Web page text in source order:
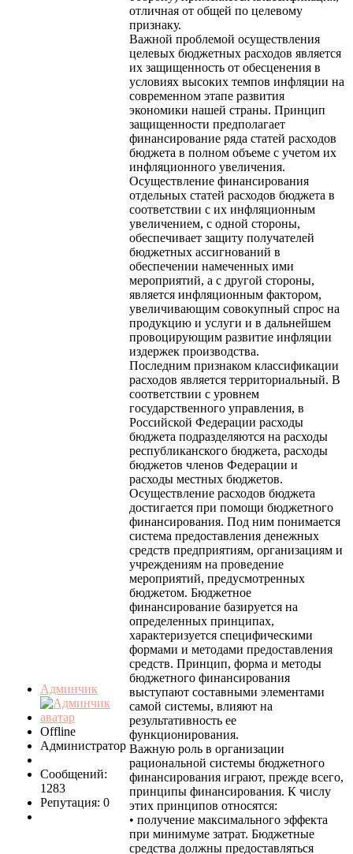
Админчик
Offline
Администратор
Сообщений:
1283
Репутация: 0
отличная от общей по целевому
признаку.
Важной проблемой осуществления
целевых бюджетных расходов является
их защищенность от обесценения в
условиях высоких темпов инфляции на
современном этапе развития
экономики нашей страны. Принцип
защищенности предполагает
финансирование ряда статей расходов
бюджета в полном объеме с учетом их
инфляционного увеличения.
Осуществление финансирования
отдельных статей расходов бюджета в
соответствии с их инфляционным
увеличением, с одной стороны,
обеспечивает защиту получателей
бюджетных ассигнований в
обеспечении намеченных ими
мероприятий, а с другой стороны,
является инфляционным фактором,
увеличивающим совокупный спрос на
продукцию и услуги и в дальнейшем
провоцирующим развитие инфляции
издержек производства.
Последним признаком классификации
расходов является территориальный. В
соответствии с уровнем
государственного управления, в
Российской Федерации расходы
бюджета подразделяются на расходы
республиканского бюджета, расходы
бюджетов членов Федерации и
расходы местных бюджетов.
Осуществление расходов бюджета
достигается при помощи бюджетного
финансирования. Под ним понимается
система предоставления денежных
средств предприятиям, организациям и
учреждениям на проведение
мероприятий, предусмотренных
бюджетом. Бюджетное
финансирование базируется на
определенных принципах,
характеризуется специфическими
формами и методами предоставления
средств. Принцип, форма и методы
бюджетного финансирования
выступают составными элементами
самой системы, влияют на
результативность ее
функционирования.
Важную роль в организации
рациональной системы бюджетного
финансирования играют, прежде всего,
принципы финансирования. К числу
этих принципов относятся:
• получение максимального эффекта
при минимуме затрат. Бюджетные
средства должны предоставляться